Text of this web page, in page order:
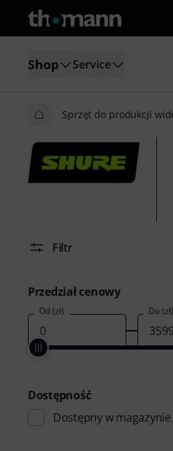
Shop Service
Sprzęt do produkcji
Filtr
Przedział cenowy
Od (zł) Do (zł)
Dostępność
Dostępny w magazynie